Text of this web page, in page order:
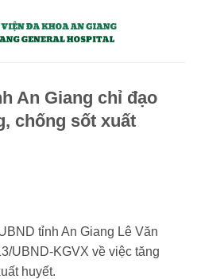
An Giang chỉ đạo
chống sốt xuất
tỉnh An Giang Lê Văn
UBND-KGVX về việc tăng
huyết.